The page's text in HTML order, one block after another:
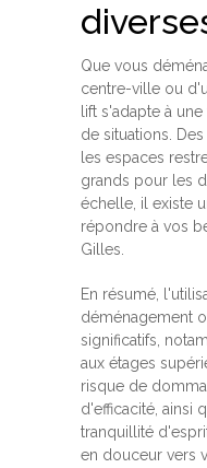
Que vous
centre-ville ou
lift s'adapte à
de situations.
les espaces
grands pour les
échelle, il existe
répondre à vos
Gilles.
En résumé,
déménagement
significatifs,
aux étages
risque de
d'efficacité, ainsi
tranquillité
en douceur vers